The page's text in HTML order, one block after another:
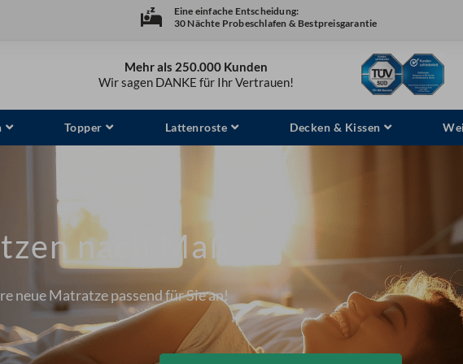
Eine einfache Entscheidung:
30 Nächte Probeschlafen & Bestpreisgarantie
Mehr als 250.000 Kunden
Wir sagen DANKE für Ihr Vertrauen!
Topper Lattenroste Decken & Kissen
nach Maß
neue Matratze passend für Sie an!